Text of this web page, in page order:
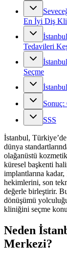
En İyi Diş
Tedavileri
Seçme
Sonuç:
SSS
İstanbul,
dünya
olağanüstü
küresel başkenti
implantlarına
hekimlerini, son
değerle birleştirir.
dönüşümü
kliniğini seçme
Neden
Merkezi?